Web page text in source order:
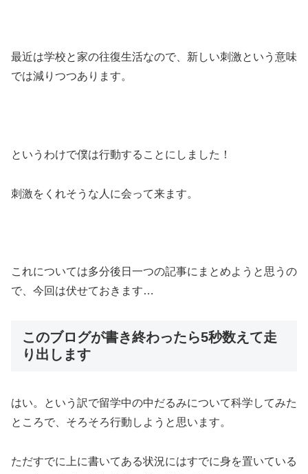
最近は学校と家の往復生活なので、新しい刺激という意味
では減りつつあります。
というわけで僕は行動することにしました！
刺激をくれそうな人に会って来ます。
これについては多分後日一つの記事にまとめようと思うの
で、今回は伏せておきます…
このブログが書き終わったら5秒数えて走
り出します
はい。という訳で留学中の中だるみについて科学してみた
ところで、そろそろ行動しようと思います。
ただすでに上に書いてある状況にはすでに身を置いている